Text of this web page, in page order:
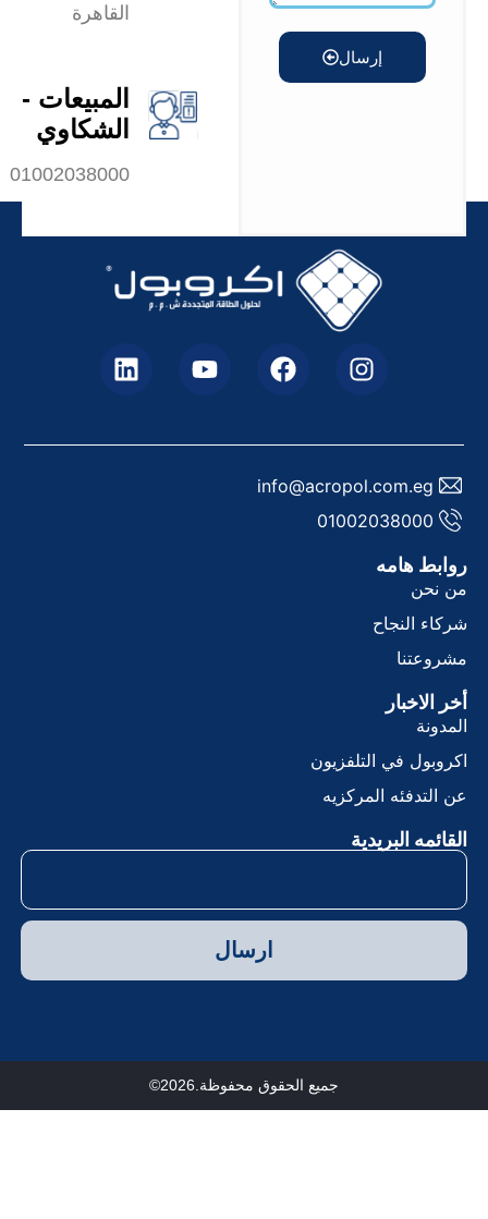
إرسال
القاهرة
المبيعات -
الشكاوي
01002038000
info@acropol.com.eg
01002038000
هامه
نحن
النجاح
الاخبار
في التلفزيون
التدفئه المركزيه
البريدية
ارسال
جميع الحقوق محفوظة.2026©